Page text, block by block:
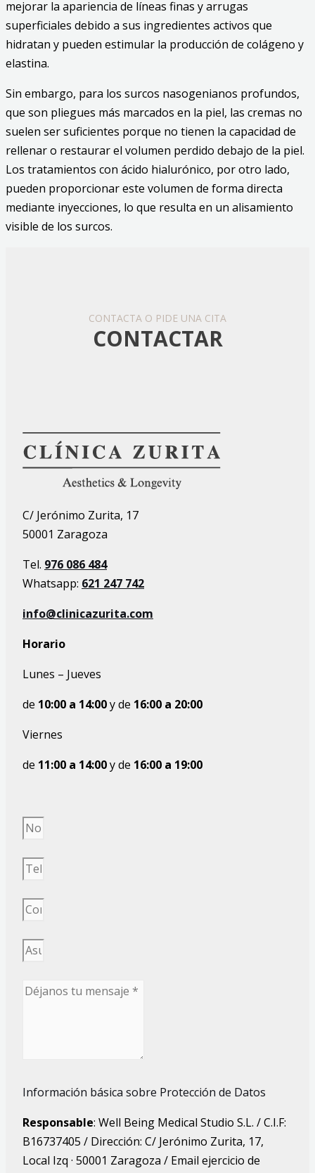
mejorar la apariencia de líneas finas y arrugas
superficiales debido a sus ingredientes activos que
hidratan y pueden estimular la producción de colágeno y
elastina.
Sin embargo, para los surcos nasogenianos profundos,
que son pliegues más marcados en la piel, las cremas no
suelen ser suficientes porque no tienen la capacidad de
rellenar o restaurar el volumen perdido debajo de la piel.
Los tratamientos con ácido hialurónico, por otro lado,
pueden proporcionar este volumen de forma directa
mediante inyecciones, lo que resulta en un alisamiento
visible de los surcos.
CONTACTA O PIDE UNA CITA
CONTACTAR
C/ Jerónimo Zurita, 17
50001 Zaragoza
Tel. 976 086 484
Whatsapp: 621 247 742
info@clinicazurita.com
Horario
Lunes – Jueves
de 10:00 a 14:00y de 16:00 a 20:00
Viernes
de 11:00 a 14:00y de 16:00 a 19:00
Información básica sobre Protección de Datos
Responsable: Well Being Medical Studio S.L. / C.I.F:
B16737405 / Dirección: C/ Jerónimo Zurita, 17,
Local Izq · 50001 Zaragoza / Email ejercicio de